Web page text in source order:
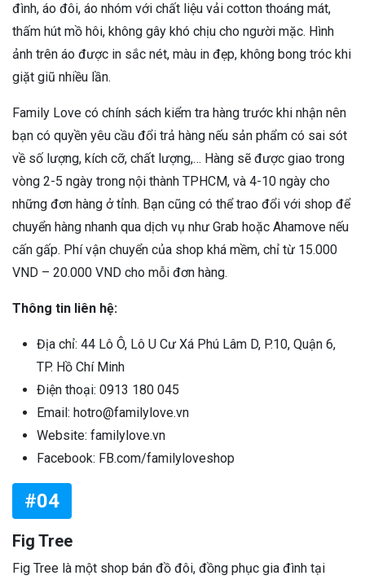
đình, áo đôi, áo nhóm với chất liệu vải cotton thoáng mát,
thấm hút mồ hôi, không gây khó chịu cho người mặc. Hình
ảnh trên áo được in sắc nét, màu in đẹp, không bong tróc khi
giặt giũ nhiều lần.
Family Love có chính sách kiểm tra hàng trước khi nhận nên
bạn có quyền yêu cầu đổi trả hàng nếu sản phẩm có sai sót
về số lượng, kích cỡ, chất lượng,… Hàng sẽ được giao trong
vòng 2-5 ngày trong nội thành TPHCM, và 4-10 ngày cho
những đơn hàng ở tỉnh. Bạn cũng có thể trao đổi với shop để
chuyển hàng nhanh qua dịch vụ như Grab hoặc Ahamove nếu
cấn gấp. Phí vận chuyển của shop khá mềm, chỉ từ 15.000
VND – 20.000 VND cho mỗi đơn hàng.
Thông tin liên hệ:
Địa chỉ: 44 Lô Ô, Lô U Cư Xá Phú Lâm D, P.10, Quận 6,
TP. Hồ Chí Minh
Điện thoại: 0913 180 045
Email: hotro@familylove.vn
Website: familylove.vn
Facebook: FB.com/familyloveshop
#04
Fig Tree
Fig Tree là một shop bán đồ đôi, đồng phục gia đình tại